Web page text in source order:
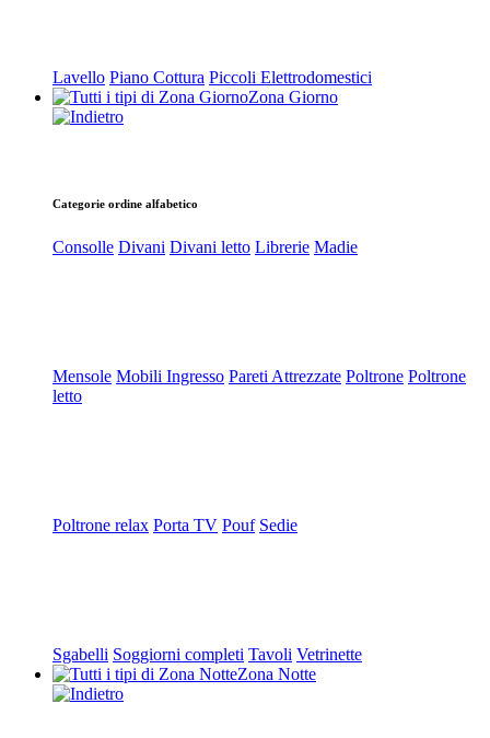
Lavello Piano Cottura Piccoli Elettrodomestici
Zona Giorno
Categorie ordine alfabetico
Consolle Divani Divani letto Librerie Madie
Mensole Mobili Ingresso Pareti Attrezzate Poltrone Poltrone
letto
Poltrone relax Porta TV Pouf Sedie
Sgabelli Soggiorni completi Tavoli Vetrinette
Zona Notte